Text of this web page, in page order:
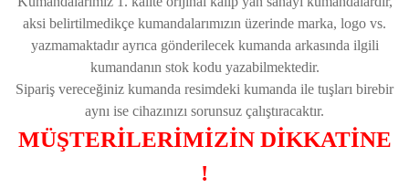
aksi belirtilmedikçe kumandalarımızın üzerinde marka, logo vs.
yazmamaktadır ayrıca gönderilecek kumanda arkasında ilgili
kumandanın stok kodu yazabilmektedir.
Sipariş vereceğiniz kumanda resimdeki kumanda ile tuşları birebir
aynı ise cihazınızı sorunsuz çalıştıracaktır.
MÜŞTERİLERİMİZİN DİKKATİNE
!